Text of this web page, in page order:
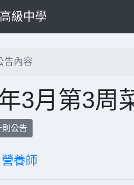
級中學
告內容
3月第3周
則公告
營養師